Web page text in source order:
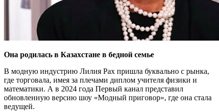
Она родилась в Казахстане в бедной семье
В модную индустрию Лилия Рах пришла буквально с рынка,
где торговала, имея за плечами диплом учителя физики и
математики. А в 2024 года Первый канал представил
обновленную версию шоу «Модный приговор», где она стала
ведущей.